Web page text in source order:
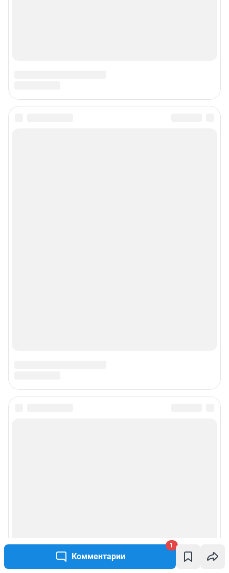
Комментарии
1